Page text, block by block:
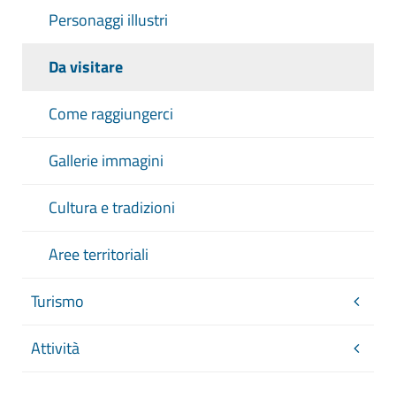
Personaggi illustri
Da visitare
Come raggiungerci
Gallerie immagini
Cultura e tradizioni
Aree territoriali
Turismo
Attività